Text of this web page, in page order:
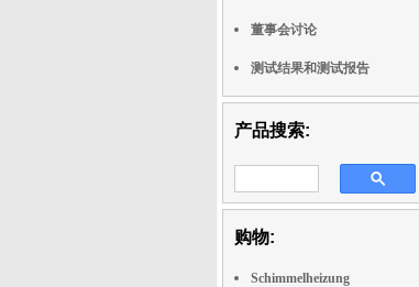
董事会讨论
测试结果和测试报告
产品搜索:
购物:
Schimmelheizung